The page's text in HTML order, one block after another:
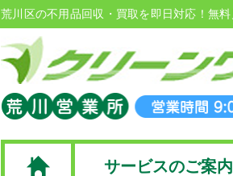
荒川区の不用品回収・買取を即日対応！無
サービスのご案内